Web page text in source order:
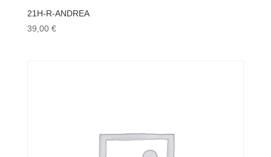
21H-R-ANDREA
39,00 €